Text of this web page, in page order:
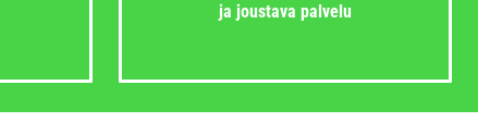
ja joustava palvelu